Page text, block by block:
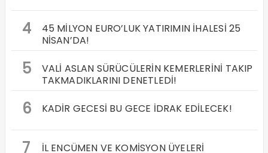
4
45 MİLYON EURO’LUK YATIRIMIN İHALESİ 25
NİSAN’DA!
5
VALİ ASLAN SÜRÜCÜLERİN KEMERLERİNİ TAKIP
TAKMADIKLARINI DENETLEDİ!
6 KADİR GECESİ BU GECE İDRAK EDİLECEK!
7
İL ENCÜMEN VE KOMİSYON ÜYELERİ